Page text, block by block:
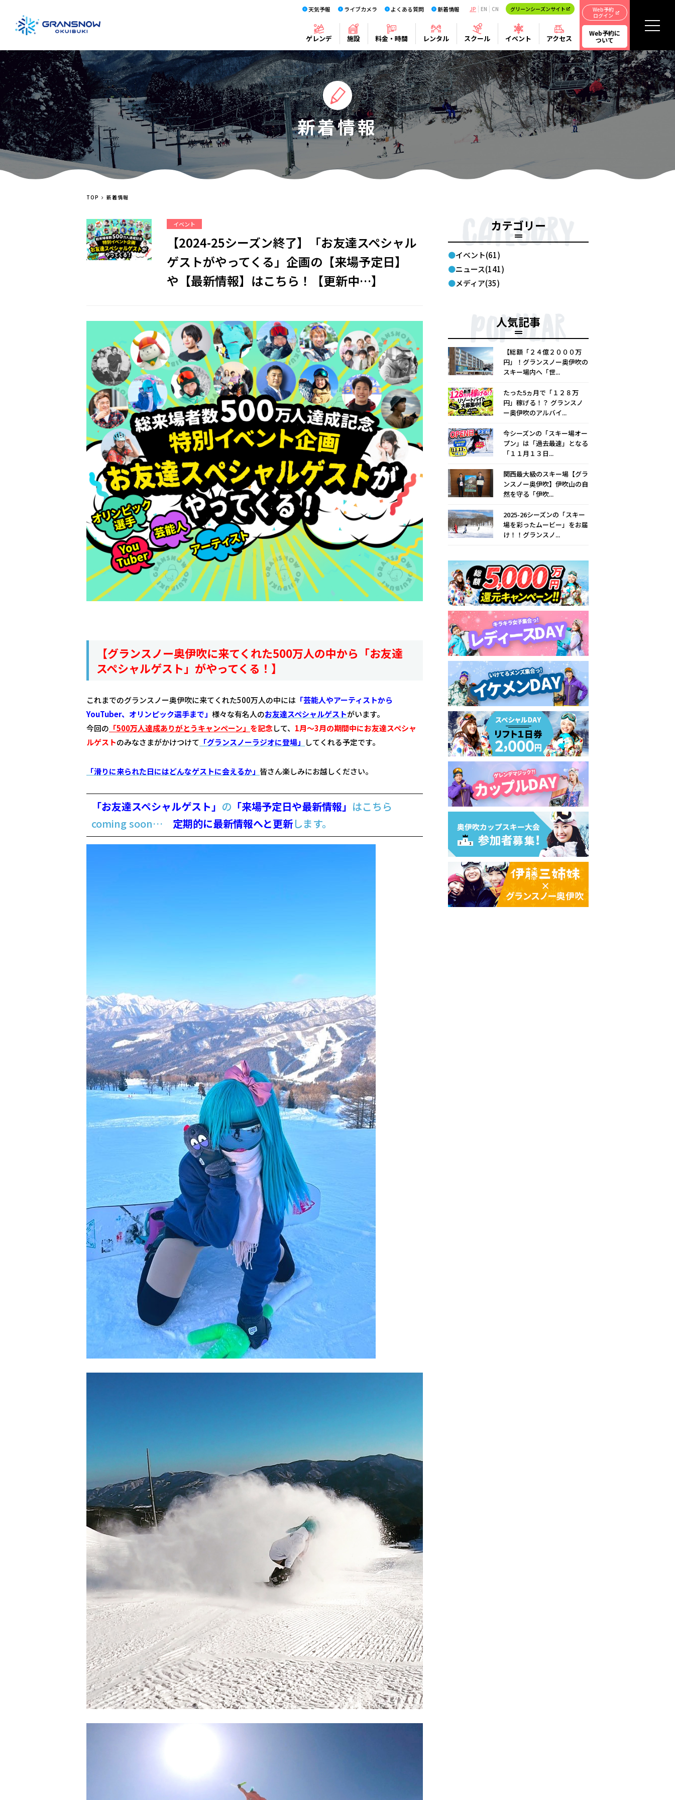
天気予報 ライブカメラ よくある質問 新着情報 JP EN CN グリーンシーズンサイト
ゲレンデ 施設 料金・時間 レンタル スクール イベント アクセス
Web予約
ログイン
Web予約に
ついて
新着情報
TOP 新着情報
イベント
【2024-25シーズン終了】「お友達スペシャル
ゲストがやってくる」企画の【来場予定日】
や【最新情報】はこちら！【更新中…】
【グランスノー奥伊吹に来てくれた500万人の中から「お友達
スペシャルゲスト」がやってくる！】
これまでのグランスノー奥伊吹に来てくれた500万人の中には 「芸能人やアーティストから
YouTuber、オリンピック選手まで」 様々な有名人のお友達スペシャルゲストがいます。
今回の 「500万人達成ありがとうキャンペーン」 を記念して、 1月〜3月の期間中にお友達スペシャ
ルゲストのみなさまがかけつけて 「グランスノーラジオに登場」 してくれる予定です。
「滑りに来られた日にはどんなゲストに会えるか」 皆さん楽しみにお越しください。
「お友達スペシャルゲスト」 の 「来場予定日や最新情報」 はこちら
coming soon… 定期的に最新情報へと更新します。
カテゴリー
イベント(61)
ニュース(141)
メディア(35)
人気記事
【総額「２４億２０００万
円」！グランスノー奥伊吹の
スキー場内へ「世...
たった5ヵ月で「１２８万
円」稼げる！？ グランスノ
ー奥伊吹のアルバイ...
今シーズンの「スキー場オー
プン」は「過去最速」となる
「１１月１３日...
関西最大級のスキー場【グラ
ンスノー奥伊吹】伊吹山の自
然を守る「伊吹...
2025-26シーズンの「スキー
場を彩ったムービー」をお届
け！！グランスノ...